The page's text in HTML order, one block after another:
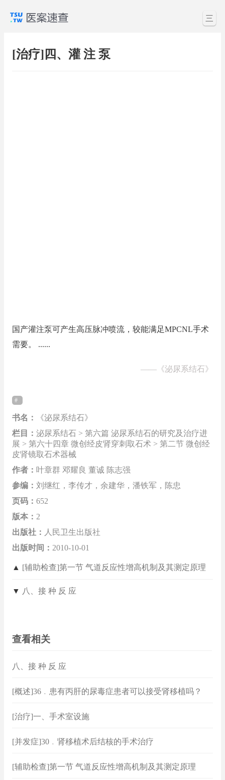
三
[治疗]四、灌 注 泵
国产灌注泵可产生高压脉冲喷流，较能满足MPCNL手术
需要。 ......
—— 《泌尿系结石》
书名：
《泌尿系结石》
栏目： 泌尿系结石 > 第六篇 泌尿系结石的研究及治疗进
展 > 第六十四章 微创经皮肾穿刺取石术 > 第二节 微创经
皮肾镜取石术器械
作者： 叶章群 邓耀良 董诚 陈志强
参编： 刘继红，李传才，余建华，潘铁军，陈忠
页码： 652
版本： 2
出版社： 人民卫生出版社
出版时间： 2010-10-01
▲ [辅助检查]第一节 气道反应性增高机制及其测定原理
▼ 八、接 种 反 应
查看相关
八、接 种 反 应
[概述]36﹒患有丙肝的尿毒症患者可以接受肾移植吗？
[治疗]一、手术室设施
[并发症]30﹒肾移植术后结核的手术治疗
[辅助检查]第一节 气道反应性增高机制及其测定原理